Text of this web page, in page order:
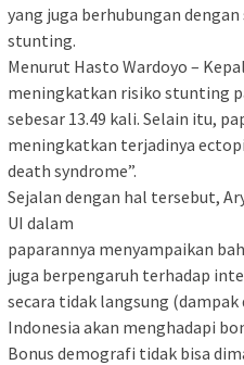
yang juga berhubungan
stunting.
Menurut Hasto Wardoyo –
meningkatkan risiko stunting
sebesar 13.49 kali. Selain itu,
meningkatkan terjadinya
death syndrome”.
Sejalan dengan hal tersebut,
UI dalam
paparannya menyampaikan
juga berpengaruh terhadap
secara tidak langsung
Indonesia akan menghadapi
Bonus demografi tidak bisa